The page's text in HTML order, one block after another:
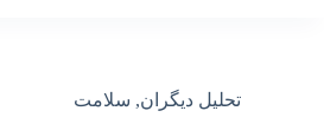
تحلیل دیگران, سلامت